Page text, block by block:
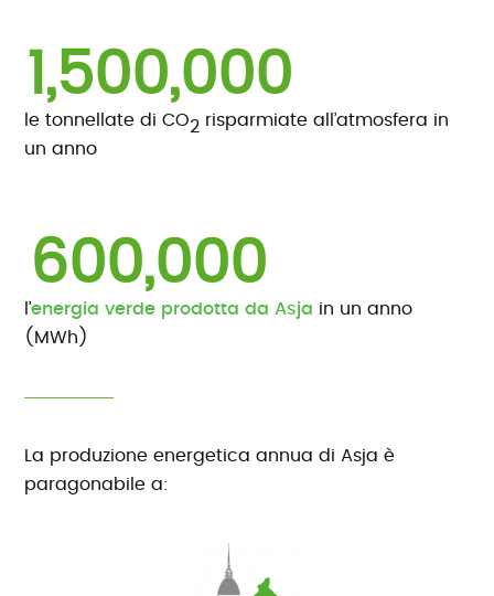
1,500,000
le tonnellate di CO2 risparmiate all’atmosfera in
un anno
600,000
l’energia verde prodotta da Asja in un anno
(MWh)
La produzione energetica annua di Asja è
paragonabile a: